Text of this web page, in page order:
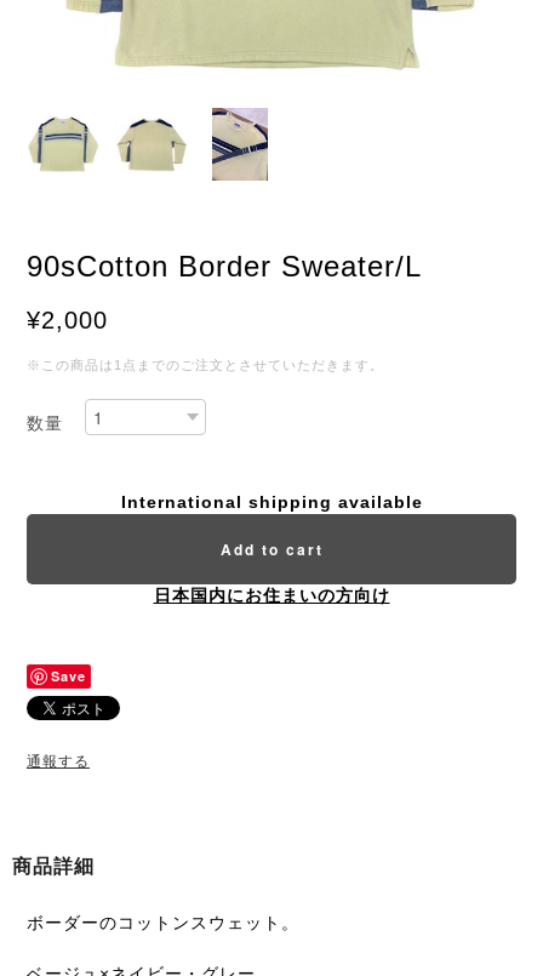
90sCotton Border Sweater/L
¥2,000
※この商品は1点までのご注文とさせていただきます。
数量
International shipping available
Add to cart
日本国内にお住まいの方向け
Save
通報する
商品詳細
ボーダーのコットンスウェット。